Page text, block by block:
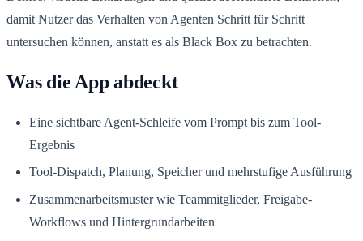
damit Nutzer das Verhalten von Agenten Schritt für Schritt
untersuchen können, anstatt es als Black Box zu betrachten.
Was die App abdeckt
Eine sichtbare Agent-Schleife vom Prompt bis zum Tool-
Ergebnis
Tool-Dispatch, Planung, Speicher und mehrstufige Ausführung
Zusammenarbeitsmuster wie Teammitglieder, Freigabe-
Workflows und Hintergrundarbeiten